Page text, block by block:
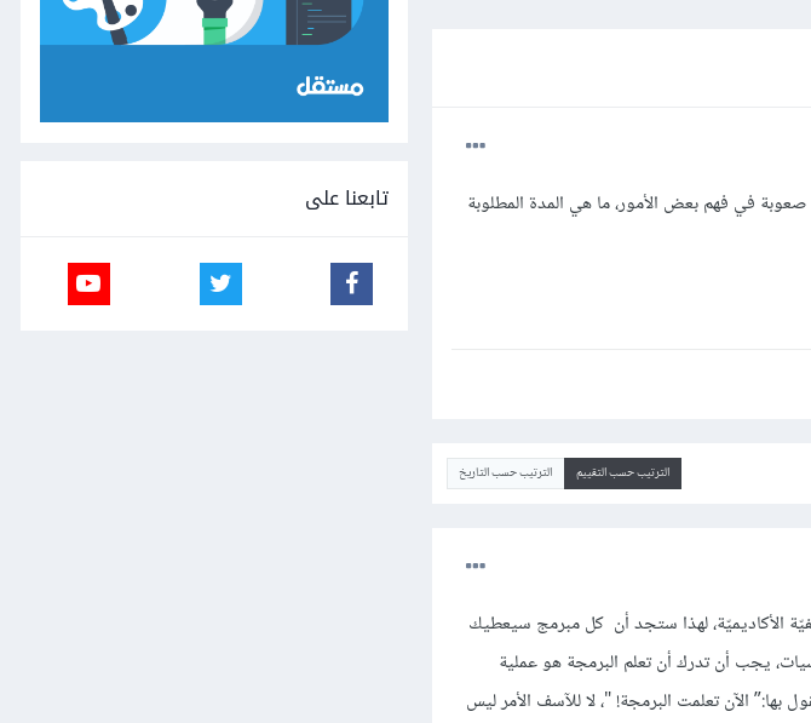
في فهم بعض الأمور، ما هي المدة المطلوبة
الترتيب حسب التقييم الترتيب حسب التاريخ
الأكاديميّة، لهذا ستجد أن كل مبرمج سيعطيك
يجب أن تدرك أن تعلم البرمجة هو عملية
الآن تعلمت البرمجة! "، لا للآسف الأمر ليس
تابعنا على